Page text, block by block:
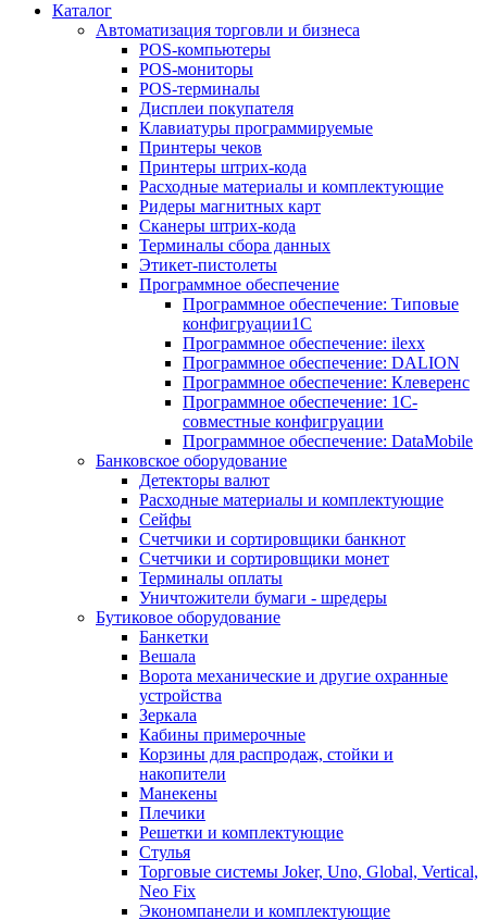
Каталог
Автоматизация торговли и бизнеса
POS-компьютеры
POS-мониторы
POS-терминалы
Дисплеи покупателя
Клавиатуры программируемые
Принтеры чеков
Принтеры штрих-кода
Расходные материалы и комплектующие
Ридеры магнитных карт
Сканеры штрих-кода
Терминалы сбора данных
Этикет-пистолеты
Программное обеспечение
Программное обеспечение: Типовые
конфигруации1С
Программное обеспечение: ilexx
Программное обеспечение: DALION
Программное обеспечение: Клеверенс
Программное обеспечение: 1С-
совместные конфигруации
Программное обеспечение: DataMobile
Банковское оборудование
Детекторы валют
Расходные материалы и комплектующие
Сейфы
Счетчики и сортировщики банкнот
Счетчики и сортировщики монет
Терминалы оплаты
Уничтожители бумаги - шредеры
Бутиковое оборудование
Банкетки
Вешала
Ворота механические и другие охранные
устройства
Зеркала
Кабины примерочные
Корзины для распродаж, стойки и
накопители
Манекены
Плечики
Решетки и комплектующие
Стулья
Торговые системы Joker, Uno, Global, Vertical,
Neo Fix
Экономпанели и комплектующие